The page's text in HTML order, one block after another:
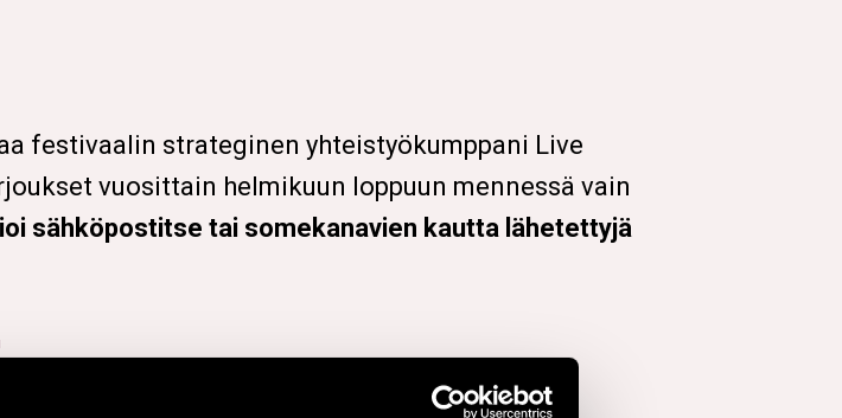
festivaalin strateginen yhteistyökumppani Live
vuosittain helmikuun loppuun mennessä vain
sähköpostitse tai somekanavien kautta lähetettyjä